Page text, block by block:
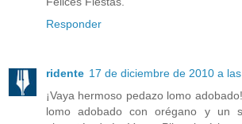
Responder
ridente 17 de diciembre de 2010 a
¡Vaya hermoso pedazo lomo
lomo adobado con orégano y un